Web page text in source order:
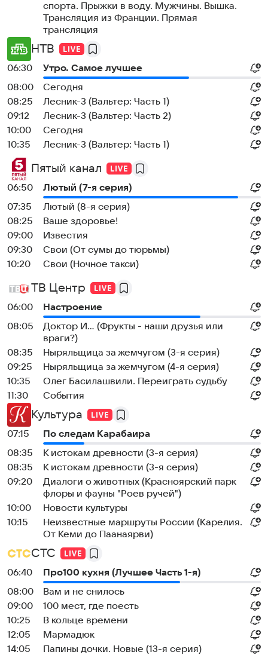
спорта. Прыжки в воду. Мужчины. Вышка.
Трансляция из Франции. Прямая
трансляция
НТВ
06:30
Утро. Самое лучшее
08:00
Сегодня
08:25
Лесник-3 (Вальтер: Часть 1)
09:12
Лесник-3 (Вальтер: Часть 2)
10:00
Сегодня
10:35
Лесник-3 (Вальтер: Часть 1)
Пятый канал
06:50
Лютый (7-я серия)
07:35
Лютый (8-я серия)
08:25
Ваше здоровье!
09:00
Известия
09:30
Свои (От сумы до тюрьмы)
10:20
Свои (Ночное такси)
ТВ Центр
06:00
Настроение
08:05
Доктор И... (Фрукты - наши друзья или
враги?)
08:35
Ныряльщица за жемчугом (3-я серия)
09:25
Ныряльщица за жемчугом (4-я серия)
10:35
Олег Басилашвили. Переиграть судьбу
11:30
События
Культура
07:15
По следам Карабаира
08:35
К истокам древности (3-я серия)
08:35
К истокам древности (3-я серия)
09:20
Диалоги о животных (Красноярский парк
флоры и фауны "Роев ручей")
10:00
Новости культуры
10:15
Неизвестные маршруты России (Карелия.
От Кеми до Паанаярви)
СТС
06:40
Про100 кухня (Лучшее Часть 1-я)
08:00
Вам и нe снилоcь
09:00
100 мест, где поесть
10:25
В кольце времени
12:05
Мармадюк
14:05
Папины дочки. Новые (13-я серия)